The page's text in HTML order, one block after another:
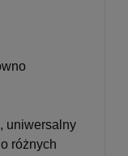
uniwersalny
różnych